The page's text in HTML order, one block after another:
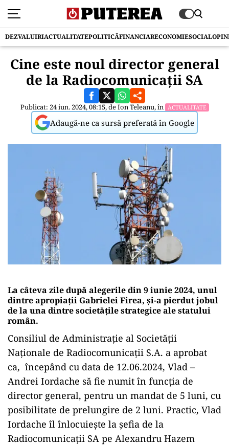
DEZVALUIRIACTUALITATEPOLITICĂFINANCIARECONOMIESOCIAL
Cine este noul director general
de la Radiocomunicații SA
Publicat: 24 iun. 2024, 08:15, deIon Teleanu, în ACTUALITATE
Adaugă-ne ca sursă preferată în Google
La câteva zile după alegerile din 9 iunie 2024, unul
dintre apropiații Gabrielei Firea, și-a pierdut jobul
de la una dintre societățile strategice ale statului
român.
Consiliul de Administraţie al Societăţii
Naţionale de Radiocomunicaţii S.A. a aprobat
ca, începând cu data de 12.06.2024, Vlad –
Andrei Iordache să fie numit în funcţia de
director general, pentru un mandat de 5 luni, cu
posibilitate de prelungire de 2 luni. Practic, Vlad
Iordache îl înlocuiește la șefia de la
Radiocomunicații SA pe Alexandru Hazem